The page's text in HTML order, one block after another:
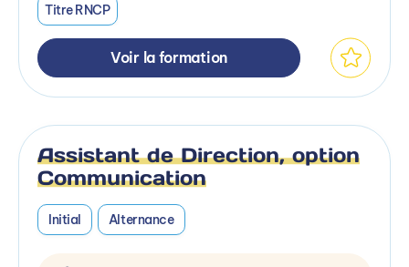
Titre RNCP
Voir la formation
Assistant de Direction, option
Communication
Initial Alternance